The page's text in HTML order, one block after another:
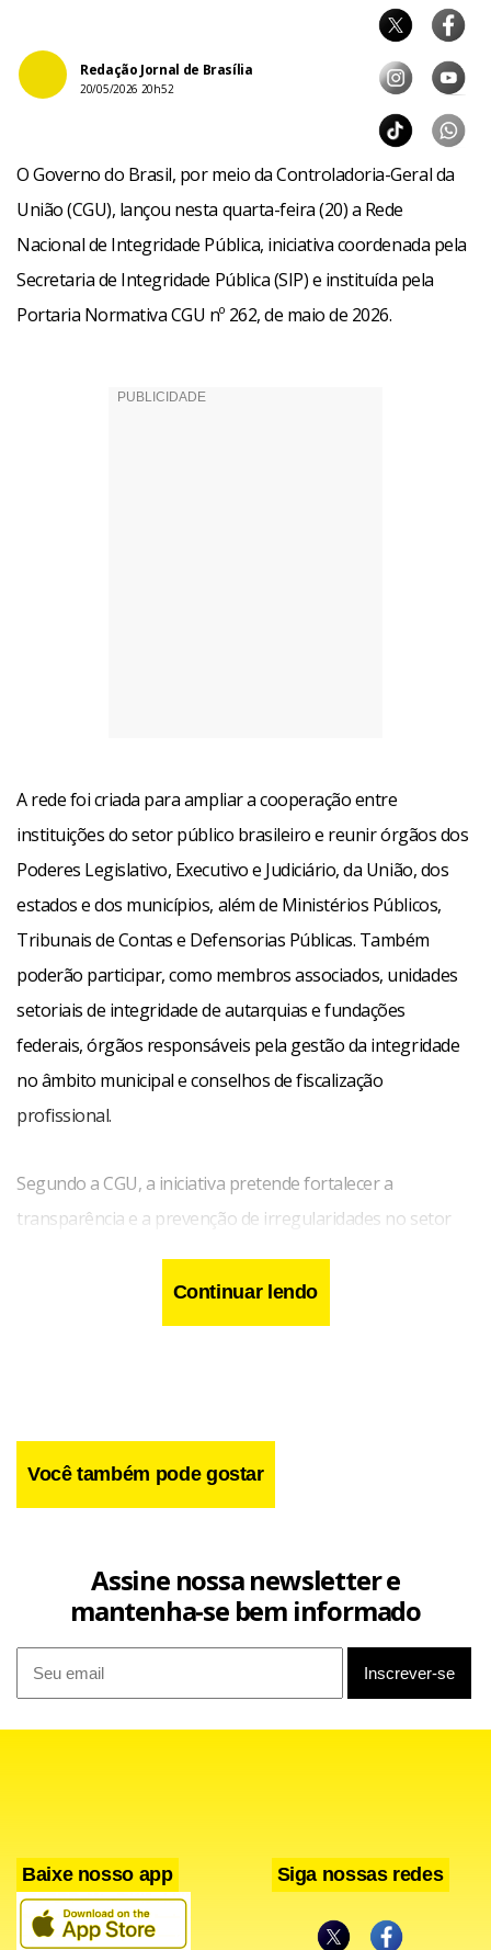
Redação Jornal de Brasília
20/05/2026 20h52
O Governo do Brasil, por meio da Controladoria-Geral da
União (CGU), lançou nesta quarta-feira (20) a Rede
Nacional de Integridade Pública, iniciativa coordenada pela
Secretaria de Integridade Pública (SIP) e instituída pela
Portaria Normativa CGU nº 262, de maio de 2026.
A rede foi criada para ampliar a cooperação entre
instituições do setor público brasileiro e reunir órgãos dos
Poderes Legislativo, Executivo e Judiciário, da União, dos
estados e dos municípios, além de Ministérios Públicos,
Tribunais de Contas e Defensorias Públicas. Também
poderão participar, como membros associados, unidades
setoriais de integridade de autarquias e fundações
federais, órgãos responsáveis pela gestão da integridade
no âmbito municipal e conselhos de fiscalização
profissional.
Segundo a CGU, a iniciativa pretende fortalecer a
transparência e a prevenção de irregularidades no setor
público, além de impulsionar o desenvolvimento de
soluções conjuntas. A atuação da rede deverá ocorrer por
meio da produção e disseminação de conhecimento, troca
Para a diretora de Integridade Pública da SIP, Simone Gama
Continuar lendo
Você também pode gostar
Assine nossa newsletter e
mantenha-se bem informado
Baixe nosso app Siga nossas redes